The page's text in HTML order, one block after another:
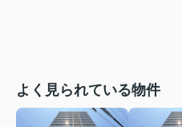
よく見られている物件